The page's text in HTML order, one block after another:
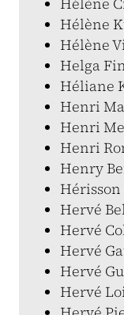
Hélène
Hélène
Helga
Héliane
Henri
Henri
Henri
Henry
Hérisson
Hervé
Hervé
Hervé
Hervé
Hervé